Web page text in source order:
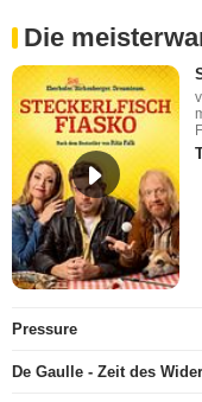
Die
Pressure
De Gaulle - Zeit des